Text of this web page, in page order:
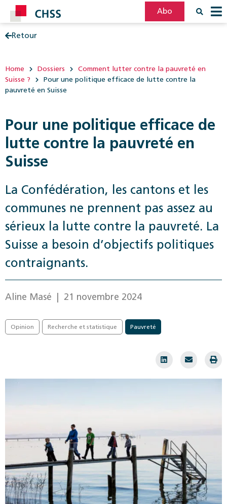
Abo
Retour
Home Dossiers
Comment lutter contre la pauvreté en
Suisse ?
Pour une politique efficace de lutte contre la
pauvreté en Suisse
Pour une politique efficace de
lutte contre la pauvreté en
Suisse
La Confédération, les cantons et les
communes ne prennent pas assez au
sérieux la lutte contre la pauvreté. La
Suisse a besoin d’objectifs politiques
contraignants.
Aline Masé | 21 novembre 2024
Opinion Recherche et statistique Pauvreté